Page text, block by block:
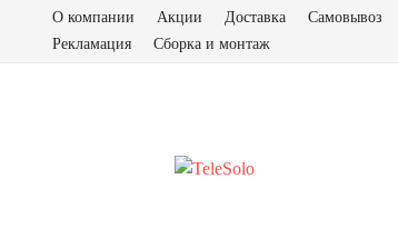
О компании Акции Доставка Самовывоз
Рекламация
Сборка и монтаж